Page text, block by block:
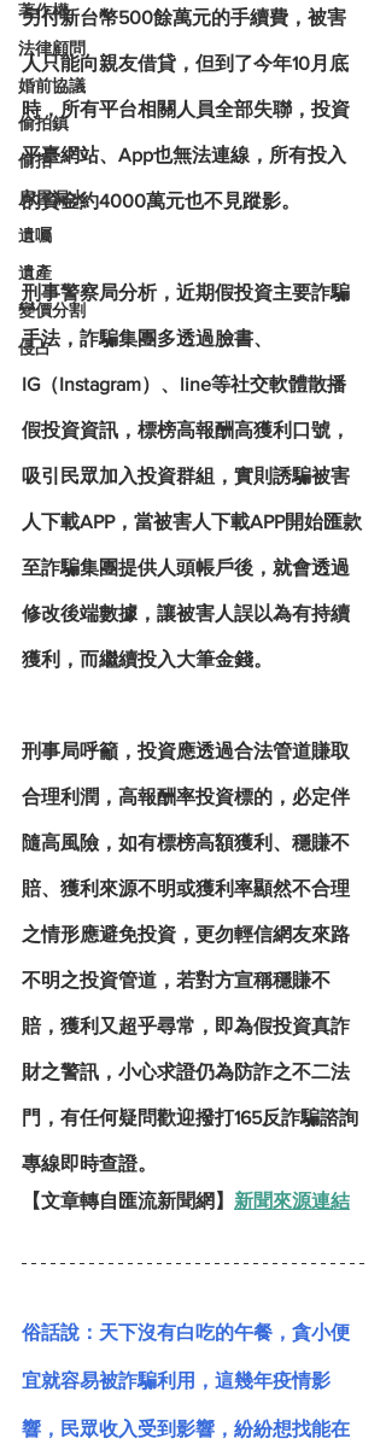
著作權
法律顧問
婚前協議
偷拍鎮
偷拍
房屋漏水
遺囑
遺產
變價分割
侵占
另付新台幣500餘萬元的手續費，被害
人只能向親友借貸，但到了今年10月底
時，所有平台相關人員全部失聯，投資
平臺網站、App也無法連線，所有投入
的資金約4000萬元也不見蹤影。
刑事警察局分析，近期假投資主要詐騙
手法，詐騙集團多透過臉書、
IG（Instagram）、line等社交軟體散播
假投資資訊，標榜高報酬高獲利口號，
吸引民眾加入投資群組，實則誘騙被害
人下載APP，當被害人下載APP開始匯款
至詐騙集團提供人頭帳戶後，就會透過
修改後端數據，讓被害人誤以為有持續
獲利，而繼續投入大筆金錢。
刑事局呼籲，投資應透過合法管道賺取
合理利潤，高報酬率投資標的，必定伴
隨高風險，如有標榜高額獲利、穩賺不
賠、獲利來源不明或獲利率顯然不合理
之情形應避免投資，更勿輕信網友來路
不明之投資管道，若對方宣稱穩賺不
賠，獲利又超乎尋常，即為假投資真詐
財之警訊，小心求證仍為防詐之不二法
門，有任何疑問歡迎撥打165反詐騙諮詢
專線即時查證。
【文章轉自 匯流新聞網 】 新聞來源連結
俗話說：天下沒有白吃的午餐，貪小便
宜就容易被詐騙利用，這幾年疫情影
響，民眾收入受到影響，紛紛想找能在